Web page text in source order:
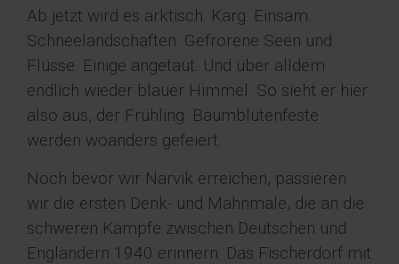
Ab jetzt wird es arktisch. Karg. Einsam.
Schneelandschaften. Gefrorene Seen und
Flüsse. Einige angetaut. Und über alldem
endlich wieder blauer Himmel. So sieht er hier
also aus, der Frühling. Baumblütenfeste
werden woanders gefeiert.
Noch bevor wir Narvik erreichen, passieren
wir die ersten Denk- und Mahnmale, die an die
schweren Kämpfe zwischen Deutschen und
Engländern 1940 erinnern. Das Fischerdorf mit